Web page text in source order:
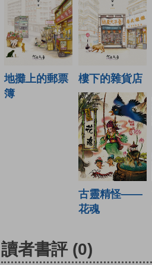
地攤上的郵票
簿
樓下的雜貨店
古靈精怪——
花魂
讀者書評 (0)